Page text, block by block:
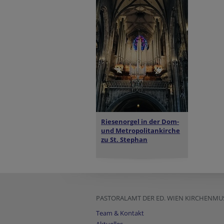
Riesenorgel in der Dom-
und Metropolitankirche
zu St. Stephan
PASTORALAMT DER ED. WIEN
Team & Kontakt